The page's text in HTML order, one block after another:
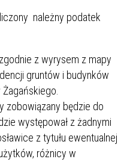
należny podatek
z wyrysem z mapy
gruntów i budynków
zobowiązany będzie do
występował z żadnymi
z tytułu ewentualnej
różnicy w